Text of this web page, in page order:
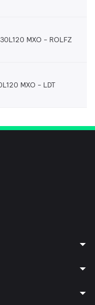
MXO ROLFZ
MXO LDT